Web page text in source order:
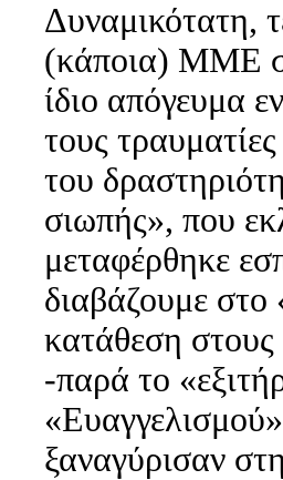
Δυναμικότατη,
(κάποια) ΜΜΕ
ίδιο απόγευμα
τους
του
σιωπής», που
μεταφέρθηκε
διαβάζουμε
κατάθεση
-παρά το
ξαναγύρισαν